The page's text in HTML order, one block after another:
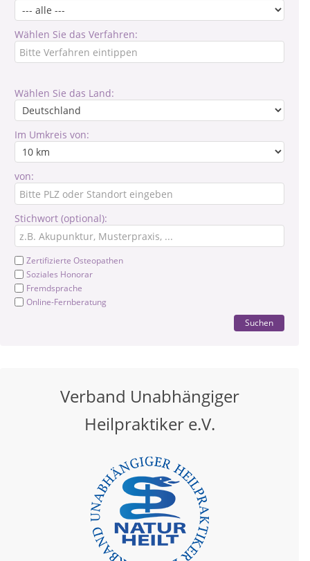
Wählen Sie das Verfahren:
Wählen Sie das Land:
Im Umkreis von:
von:
Stichwort (optional):
Zertifizierte Osteopathen
Soziales Honorar
Fremdsprache
Online-Fernberatung
Suchen
Verband Unabhängiger
Heilpraktiker e.V.